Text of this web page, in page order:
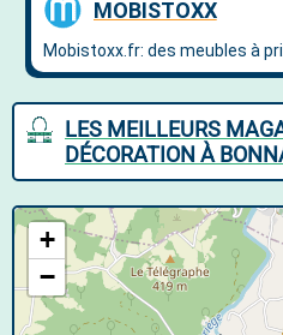
LES MEILLEURS
DÉCORATION À
+
−